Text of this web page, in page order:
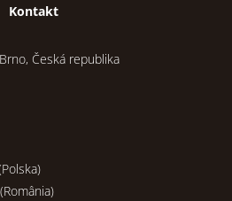
Kontakt
Česká republika
(România)